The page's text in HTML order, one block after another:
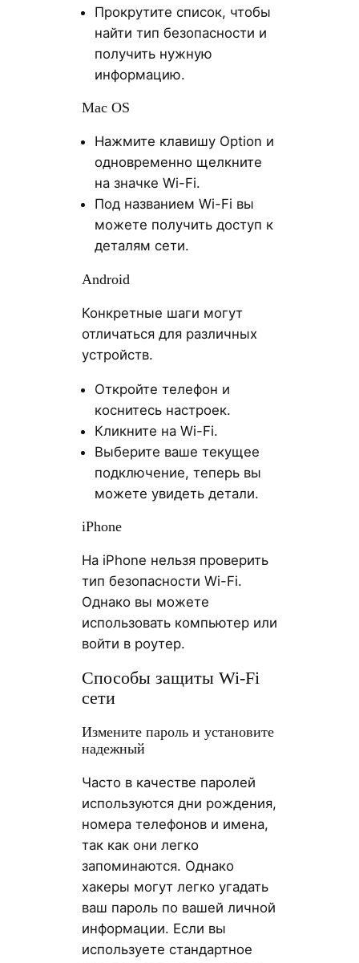
Прокрутите список, чтобы
найти тип безопасности и
получить нужную
информацию.
Mac OS
Нажмите клавишу Option и
одновременно щелкните
на значке Wi-Fi.
Под названием Wi-Fi вы
можете получить доступ к
деталям сети.
Android
Конкретные шаги могут
отличаться для различных
устройств.
Откройте телефон и
коснитесь настроек.
Кликните на Wi-Fi.
Выберите ваше текущее
подключение, теперь вы
можете увидеть детали.
iPhone
На iPhone нельзя проверить
тип безопасности Wi-Fi.
Однако вы можете
использовать компьютер или
войти в роутер.
Способы защиты Wi-Fi
сети
Измените пароль и установите
надежный
Часто в качестве паролей
используются дни рождения,
номера телефонов и имена,
так как они легко
запоминаются. Однако
хакеры могут легко угадать
ваш пароль по вашей личной
информации. Если вы
используете стандартное